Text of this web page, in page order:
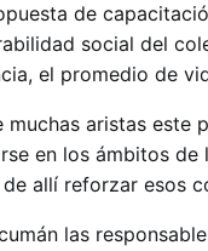
de
social del
el promedio de
muchas aristas este
en los ámbitos
allí reforzar esos
las